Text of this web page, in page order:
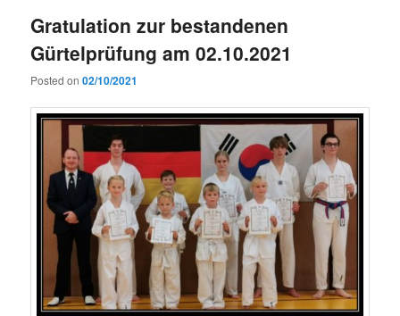
Gratulation zur bestandenen
Gürtelprüfung am 02.10.2021
Posted on02/10/2021